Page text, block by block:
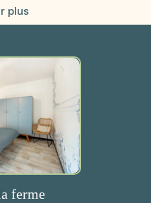
plus
ferme